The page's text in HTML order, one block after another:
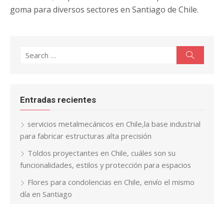
goma para diversos sectores en Santiago de Chile.
for:
Entradas recientes
servicios metalmecánicos en Chile,la base industrial
para fabricar estructuras alta precisión
Toldos proyectantes en Chile, cuáles son su
funcionalidades, estilos y protección para espacios
Flores para condolencias en Chile, envío el mismo
día en Santiago